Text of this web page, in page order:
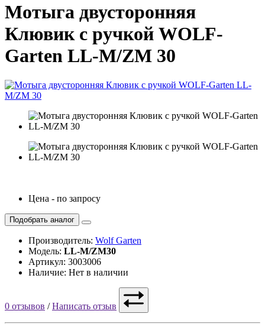
Мотыга двусторонняя
Клювик с ручкой WOLF-
Garten LL-M/ZM 30
Цена - по запросу
Подобрать аналог
Производитель: Wolf Garten
Модель: LL-M/ZM30
Артикул: 3003006
Наличие: Нет в наличии
0 отзывов /Написать отзыв